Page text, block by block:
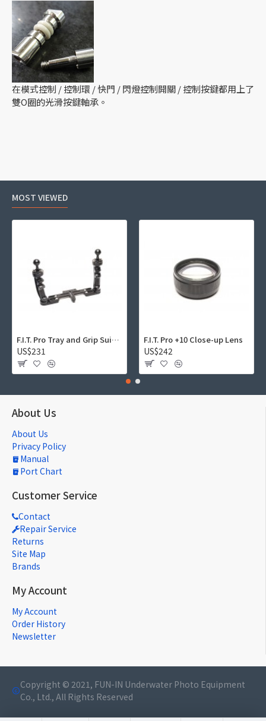
在模式控制 / 控制環 / 快門 / 閃燈控制開關 / 控制按鍵都用上了
雙O圈的光滑按鍵軸承。
MOST VIEWED
F.I.T. Pro Tray and Grip Suite 01
US$231
F.I.T. Pro +10 Close-up Lens
US$242
About Us
About Us
Privacy Policy
Manual
Port Chart
Customer Service
Contact
Repair Service
Returns
Site Map
Brands
My Account
My Account
Order History
Newsletter
Copyright © 2021, FUN-IN Underwater Photo Equipment
Co., Ltd., All Rights Reserved